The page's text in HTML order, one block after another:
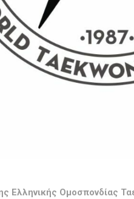
Ελληνικής Ομοσπονδίας